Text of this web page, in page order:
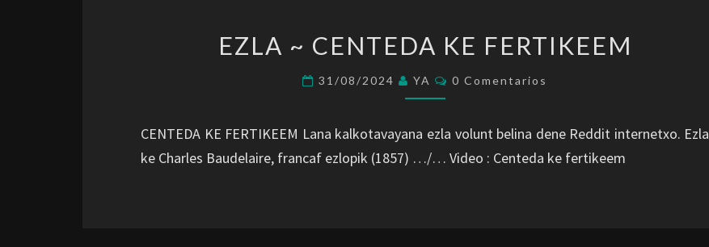
~
CENTEDA
KE
EZLA ~ CENTEDA KE FERTIKEEM
31/08/2024 YA Comentarios
0 Comentarios
CENTEDA KE FERTIKEEM Lana kalkotavayana ezla volunt belina dene Reddit internetxo. Ezla
ke Charles Baudelaire, francaf ezlopik (1857) …/… Video : Centeda ke fertikeem